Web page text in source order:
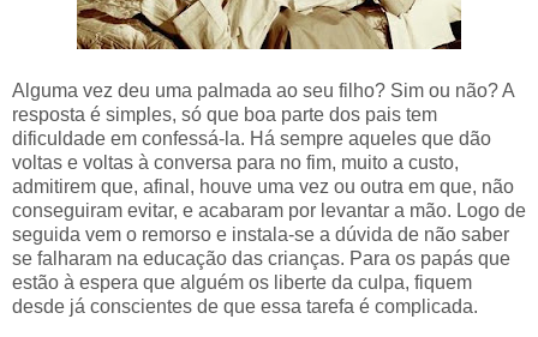
Alguma vez deu uma palmada ao seu filho? Sim ou não? A
resposta é simples, só que boa parte dos pais tem
dificuldade em confessá-la. Há sempre aqueles que dão
voltas e voltas à conversa para no fim, muito a custo,
admitirem que, afinal, houve uma vez ou outra em que, não
conseguiram evitar, e acabaram por levantar a mão. Logo de
seguida vem o remorso e instala-se a dúvida de não saber
se falharam na educação das crianças. Para os papás que
estão à espera que alguém os liberte da culpa, fiquem
desde já conscientes de que essa tarefa é complicada.